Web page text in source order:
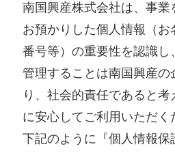
南国興産株式会社は、事業
お預かりした個人情報（
番号等）の重要性を認識し
管理することは南国興産の
り、社会的責任であると
に安心してご利用いただ
下記のように『個人情報保